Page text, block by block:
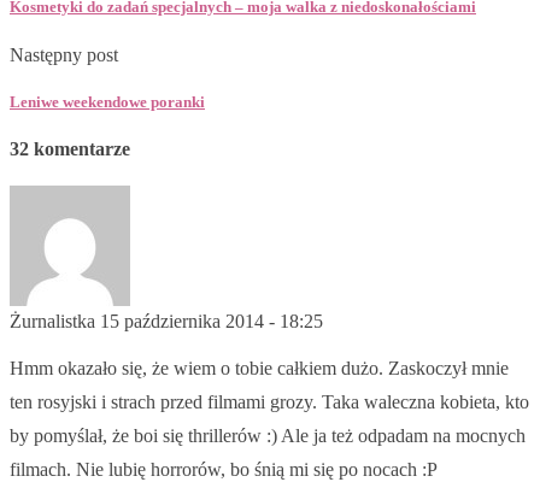
Kosmetyki do zadań specjalnych – moja walka z niedoskonałościami
Następny post
Leniwe weekendowe poranki
32 komentarze
Żurnalistka 15 października 2014 - 18:25
Hmm okazało się, że wiem o tobie całkiem dużo. Zaskoczył mnie
ten rosyjski i strach przed filmami grozy. Taka waleczna kobieta, kto
by pomyślał, że boi się thrillerów :) Ale ja też odpadam na mocnych
filmach. Nie lubię horrorów, bo śnią mi się po nocach :P